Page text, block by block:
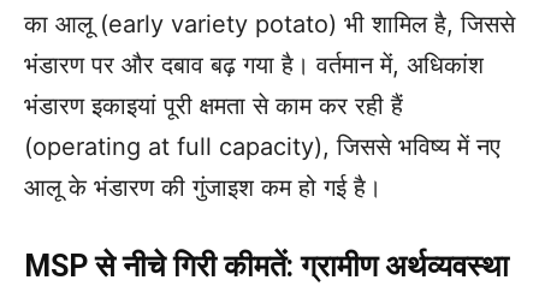
का आलू (early variety potato) भी शामिल है, जिससे
भंडारण पर और दबाव बढ़ गया है। वर्तमान में, अधिकांश
भंडारण इकाइयां पूरी क्षमता से काम कर रही हैं
(operating at full capacity), जिससे भविष्य में नए
आलू के भंडारण की गुंजाइश कम हो गई है।
MSP से नीचे गिरी कीमतें: ग्रामीण अर्थव्यवस्था